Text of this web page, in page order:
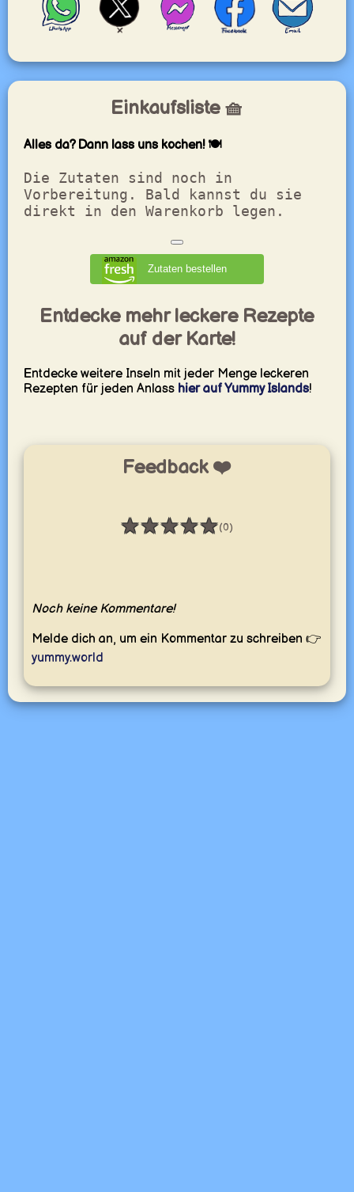
Einkaufsliste 🧺
Alles da? Dann lass uns kochen! 🍽️
Die Zutaten sind noch in
Vorbereitung. Bald kannst du sie
direkt in den Warenkorb legen.
Zutaten bestellen
Entdecke mehr leckere Rezepte
auf der Karte!
Entdecke weitere Inseln mit jeder Menge leckeren
Rezepten für jeden Anlass hier auf Yummy Islands!
Feedback ❤️
★★★★★
Bewertung: 0 / 5 (0)
Noch keine Kommentare!
Melde dich an, um ein Kommentar zu schreiben 👉
yummy.world